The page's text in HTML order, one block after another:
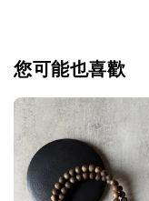
您可能也喜歡